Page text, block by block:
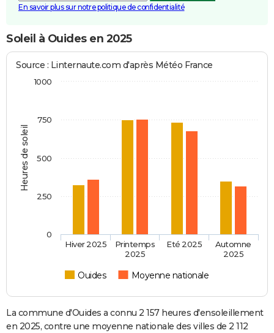
En savoir plus sur notre politique de confidentialité
Soleil à Ouides en 2025
Heures de soleil
Source : Linternaute.com d'après Météo France
Ouides Moyenne nationale
Hiver 2025
Printemps
2025
Eté 2025
Automne
2025
0
250
500
750
1000
La commune d'Ouides a connu 2 157 heures d'ensoleillement
en 2025, contre une moyenne nationale des villes de 2 112